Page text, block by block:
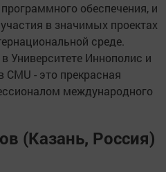
обеспечения, и
в значимых проектах
среде.
Университете Иннополис и
CMU - это прекрасная
международного
(Казань, Россия)